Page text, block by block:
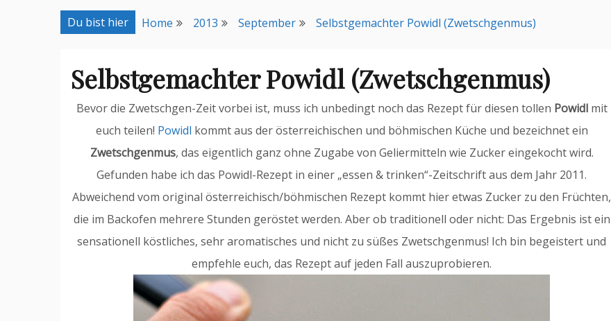
Du bist hier Home 2013 September Selbstgemachter Powidl (Zwetschgenmus)
Selbstgemachter Powidl (Zwetschgenmus)
Bevor die Zwetschgen-Zeit vorbei ist, muss ich unbedingt noch das Rezept für diesen tollen Powidlmit
euch teilen! Powidl kommt aus der österreichischen und böhmischen Küche und bezeichnet ein
Zwetschgenmus, das eigentlich ganz ohne Zugabe von Geliermitteln wie Zucker eingekocht wird.
Gefunden habe ich das Powidl-Rezept in einer „essen & trinken“-Zeitschrift aus dem Jahr 2011.
Abweichend vom original österreichisch/böhmischen Rezept kommt hier etwas Zucker zu den Früchten,
die im Backofen mehrere Stunden geröstet werden. Aber ob traditionell oder nicht: Das Ergebnis ist ein
sensationell köstliches, sehr aromatisches und nicht zu süßes Zwetschgenmus! Ich bin begeistert und
empfehle euch, das Rezept auf jeden Fall auszuprobieren.